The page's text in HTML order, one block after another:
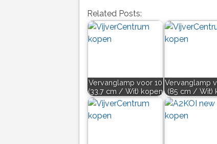
Related Posts:
Vervanglamp voor 10
(33,7 cm / Wit) kopen
Vervanglamp
(85 cm / Wit)